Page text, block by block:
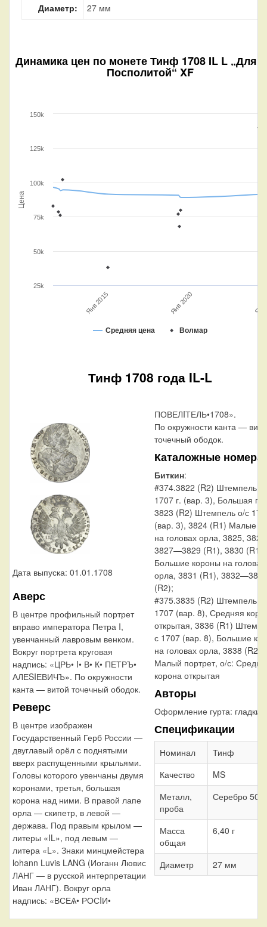
Диаметр:
27 мм
Динамика цен по монетеТинф 1708 IL L „Для
Посполитой“ XF
Цена
Средняя цена Волмар
Янв 2020
Янв 2015
25k
50k
75k
100k
125k
150k
Тинф 1708 года IL-L
Дата выпуска: 01.01.1708
Аверс
В центре профильный портрет
вправо императора Петра I,
увенчанный лавровым венком.
Вокруг портрета круговая
надпись: «ЦРЬ• I• В• К• ПЕТРЪ•
АЛЕSIЕВИЧЪ». По окружности
канта — витой точечный ободок.
Реверс
В центре изображен
Государственный Герб России —
двуглавый орёл с поднятыми
вверх распущенными крыльями.
Головы которого увенчаны двумя
коронами, третья, большая
корона над ними. В правой лапе
орла — скипетр, в левой —
держава. Под правым крылом —
литеры «IL», под левым —
литера «L». Знаки минцмейстера
lohann Luvis LANG (Иоганн Лювис
ЛАНГ — в русской интерпретации
Иван ЛАНГ). Вокруг орла
надпись: «ВСЕѦ• РОСIИ•
ПОВЕЛIТЕЛЬ•1708».
По окружности канта —
точечный ободок.
Каталожные номера
Биткин:
#374.3822 (R2) Штемпель
1707 г. (вар. 3), Большая
3823 (R2) Штемпель о/с
(вар. 3), 3824 (R1) Малые
на головах орла, 3825,
3827—3829 (R1), 3830 (R1)
Большие короны на головах
орла, 3831 (R1), 3832—3834
(R2);
#375.3835 (R2) Штемпель
1707 (вар. 8), Средняя
открытая, 3836 (R1)
с 1707 (вар. 8), Большие
на головах орла, 3838 (R2)
Малый портрет, о/с:
корона открытая
Авторы
Оформление гурта: гладкий
Спецификации
Номинал
Тинф
Качество
MS
Металл,
проба
Серебро 500
Масса
общая
6,40 г
Диаметр 27 мм